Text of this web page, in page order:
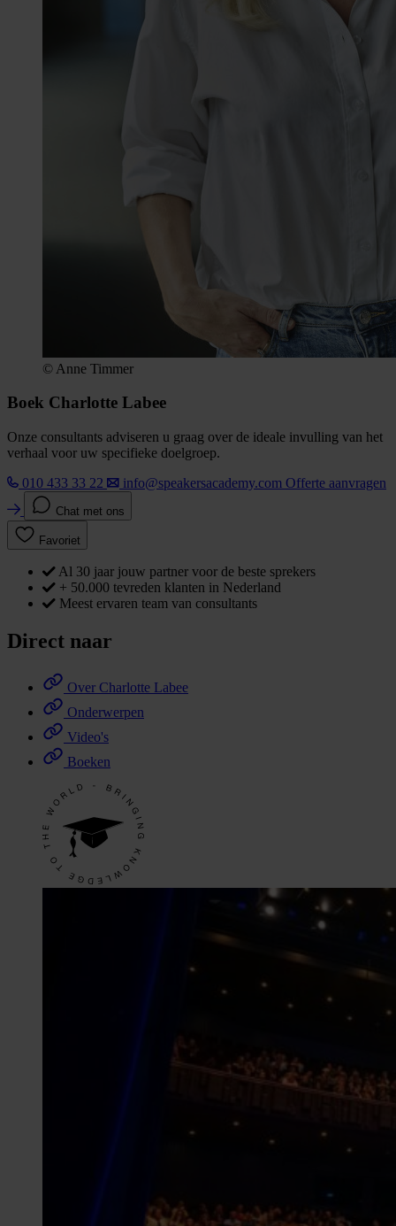
© Anne Timmer
Boek Charlotte Labee
Onze consultants adviseren u graag over de ideale invulling van het
verhaal voor uw specifieke doelgroep.
010 433 33 22
info@speakersacademy.com Offerte aanvragen
Chat met ons
Favoriet
Al 30 jaar jouw partner voor de beste sprekers
+ 50.000 tevreden klanten in Nederland
Meest ervaren team van consultants
Direct naar
Over Charlotte Labee
Onderwerpen
Video's
Boeken